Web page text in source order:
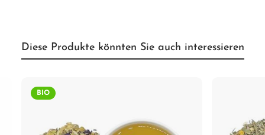
Diese Produkte könnten Sie auch interessieren
BIO